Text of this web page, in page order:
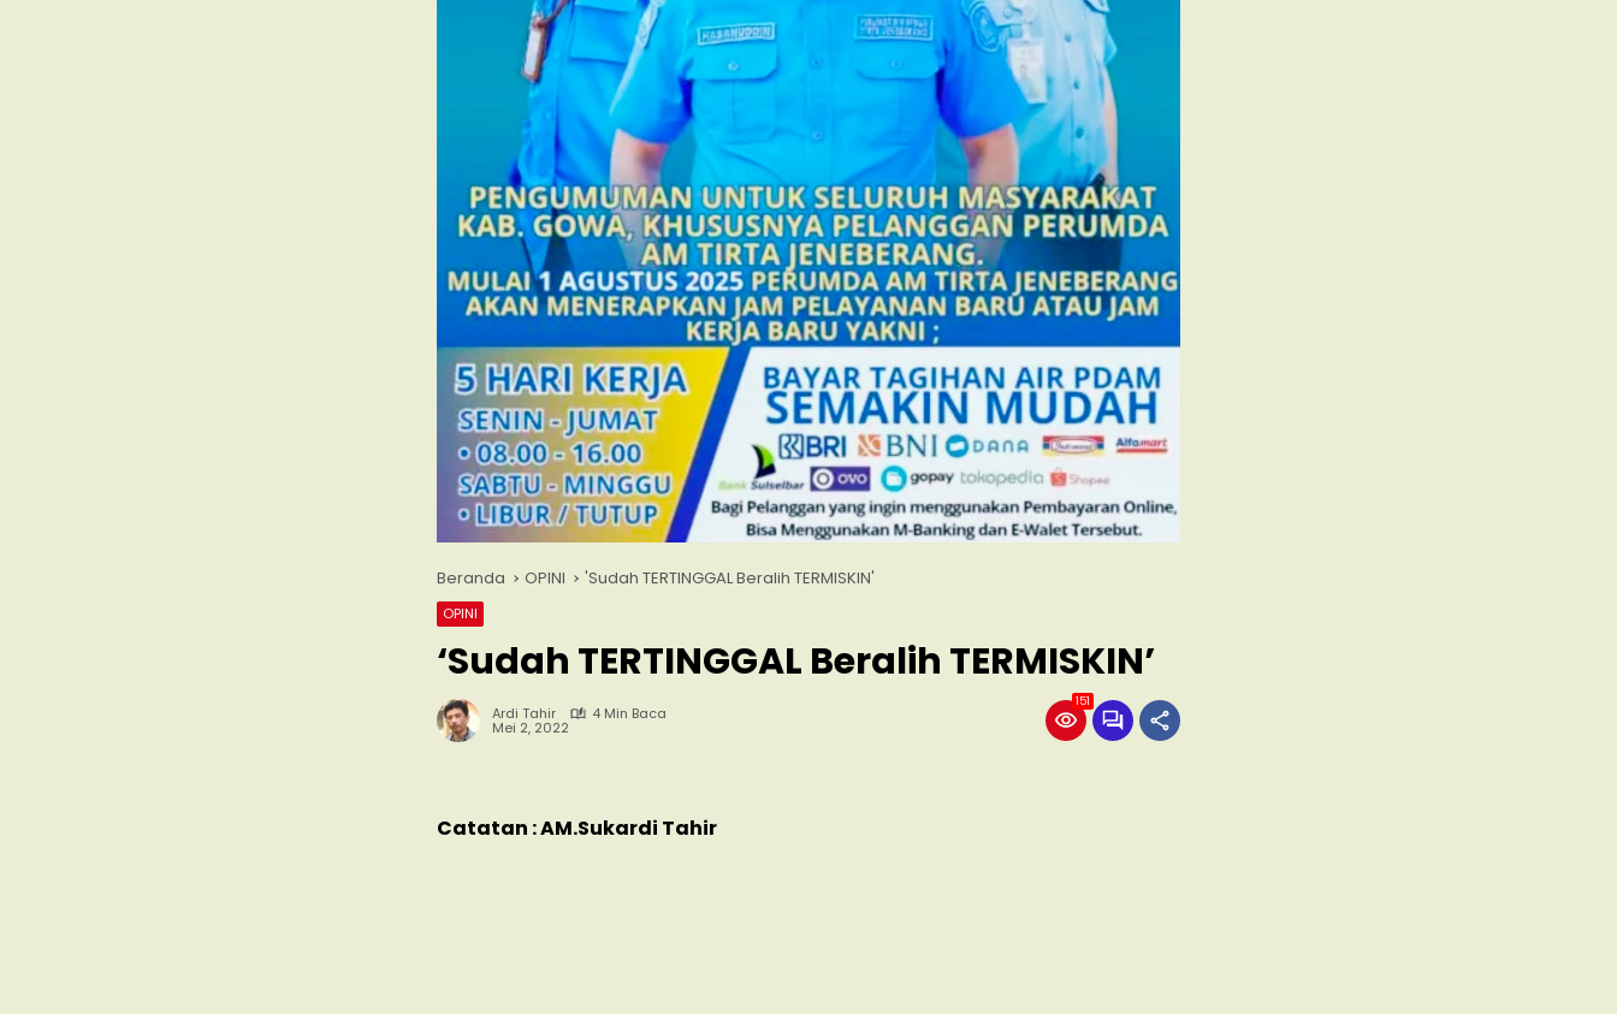
Beranda OPINI 'Sudah TERTINGGAL Beralih TERMISKIN'
OPINI
‘Sudah TERTINGGAL Beralih TERMISKIN’
Ardi Tahir 4 Min Baca
Mei 2, 2022
151
Catatan : AM.Sukardi Tahir